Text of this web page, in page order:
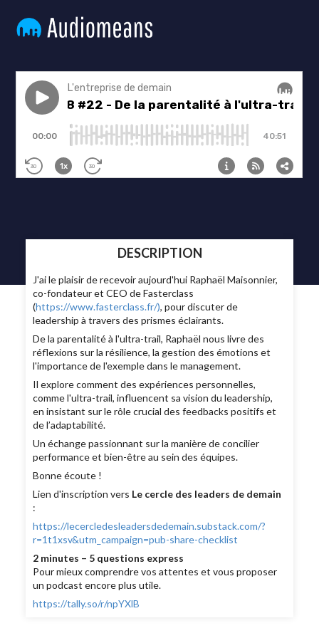
DESCRIPTION
J'ai le plaisir de recevoir aujourd'hui Raphaël Maisonnier,
co-fondateur et CEO de Fasterclass
(https://www.fasterclass.fr/), pour discuter de
leadership à travers des prismes éclairants.
De la parentalité à l'ultra-trail, Raphaël nous livre des
réflexions sur la résilience, la gestion des émotions et
l'importance de l'exemple dans le management.
Il explore comment des expériences personnelles,
comme l'ultra-trail, influencent sa vision du leadership,
en insistant sur le rôle crucial des feedbacks positifs et
de l’adaptabilité.
Un échange passionnant sur la manière de concilier
performance et bien-être au sein des équipes.
Bonne écoute !
Lien d'inscription vers Le cercle des leaders de demain
:
https://lecercledesleadersdedemain.substack.com/?
r=1t1xsv&utm_campaign=pub-share-checklist
2 minutes – 5 questions express
Pour mieux comprendre vos attentes et vous proposer
un podcast encore plus utile.
https://tally.so/r/npYXlB